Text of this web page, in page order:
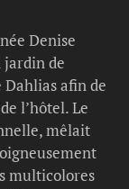
Denise
jardin de
afin de
l’hôtel. Le
mêlait
multicolores